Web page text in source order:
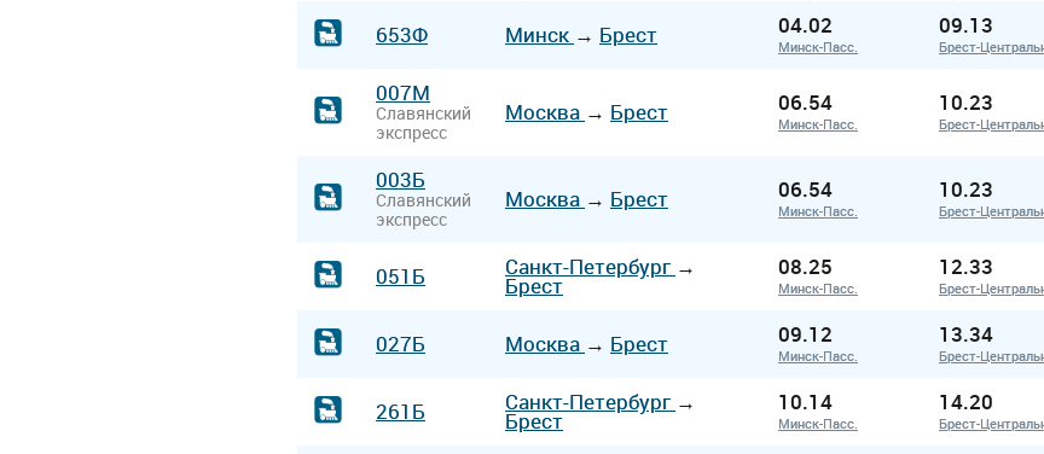
653Ф Минск → Брест 04.02
Минск-Пасс.
09.13
Брест-
007М
Славянский
экспресс
Москва → Брест 06.54
Минск-Пасс.
10.23
Брест-
003Б
Славянский
экспресс
Москва → Брест 06.54
Минск-Пасс.
10.23
Брест-
051Б Санкт-Петербург →
Брест
08.25
Минск-Пасс.
12.33
Брест-
027Б Москва → Брест 09.12
Минск-Пасс.
13.34
Брест-
261Б Санкт-Петербург →
Брест
10.14
Минск-Пасс.
14.20
Брест-